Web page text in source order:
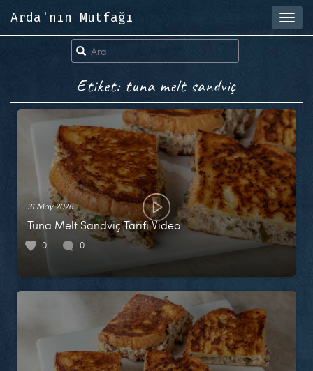
Arda'nın Mutfağı
Etiket: tuna melt sandviç
31 May 2026
Tuna Melt Sandviç Tarifi Video
0 0